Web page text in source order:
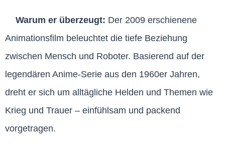
Warum er überzeugt: Der 2009 erschienene
Animationsfilm beleuchtet die tiefe Beziehung
zwischen Mensch und Roboter. Basierend auf der
legendären Anime-Serie aus den 1960er Jahren,
dreht er sich um alltägliche Helden und Themen wie
Krieg und Trauer – einfühlsam und packend
vorgetragen.